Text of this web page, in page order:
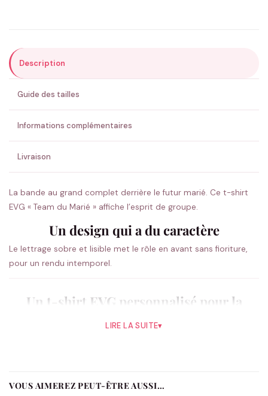
ENVOYER MA DEMANDE ✨
💚 Retour sous 24-48h🇫🇷 Flocage en France✅ Validation avant fabrication
Description
Guide des tailles
Informations complémentaires
Livraison
La bande au grand complet derrière le futur marié. Ce t-shirt
EVG « Team du Marié » affiche l’esprit de groupe.
Un design qui a du caractère
Le lettrage sobre et lisible met le rôle en avant sans fioriture,
pour un rendu intemporel.
Un t-shirt EVG personnalisé pour la
bande
Témoin. Le futur marié se distingue en un regard, et chaque t-
LIRE LA SUITE▾
VOUS AIMEREZ PEUT-ÊTRE AUSSI…